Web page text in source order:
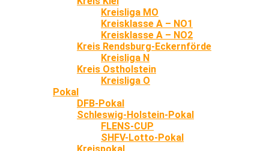
Kreisliga MO
Kreisklasse A – NO1
Kreisklasse A – NO2
Kreis Rendsburg-Eckernförde
Kreisliga N
Kreis Ostholstein
Kreisliga O
Pokal
DFB-Pokal
Schleswig-Holstein-Pokal
FLENS-CUP
SHFV-Lotto-Pokal
Kreispokal